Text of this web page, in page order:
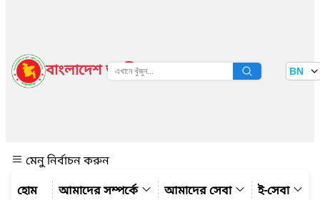
বাংলাদেশ জাতীয় তথ্য বাতায়ন BN
মেনু নির্বাচন করুন
আমাদের সম্পর্কে
আমাদের সেবা ই-সেবা